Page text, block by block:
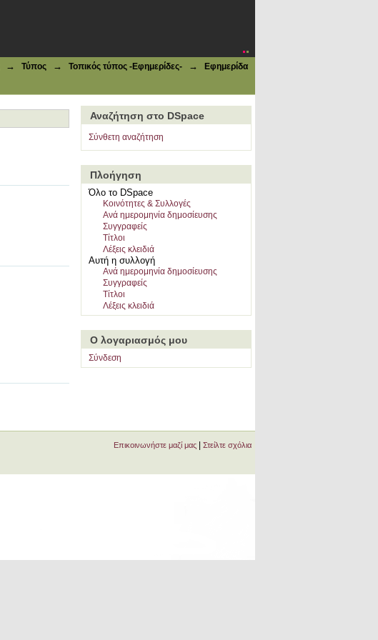
→ Τύπος → Τοπικός τύπος -Εφημερίδες- →
Εφημερίδα
Αναζήτηση στο DSpace
Σύνθετη αναζήτηση
Πλοήγηση
Όλο το DSpace
Κοινότητες & Συλλογές
Ανά ημερομηνία δημοσίευσης
Συγγραφείς
Τίτλοι
Λέξεις κλειδιά
Αυτή η συλλογή
Ανά ημερομηνία δημοσίευσης
Συγγραφείς
Τίτλοι
Λέξεις κλειδιά
Ο λογαριασμός μου
Σύνδεση
Επικοινωνήστε μαζί μας Στείλτε σχόλια